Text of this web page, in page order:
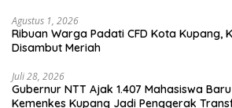
Agustus 1, 2026
Ribuan Warga Padati CFD Kota Kupang,
Disambut Meriah
Juli 28, 2026
Gubernur NTT Ajak 1.407 Mahasiswa
Kemenkes Kupang Jadi Penggerak